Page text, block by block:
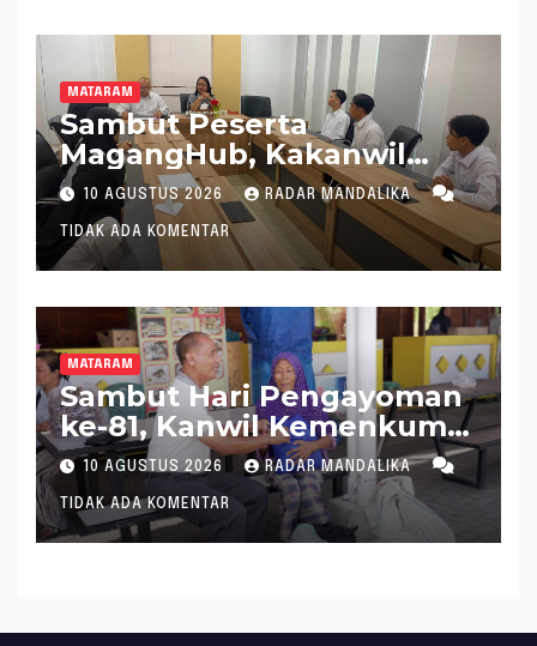
MATARAM
Sambut Peserta
MagangHub, Kakanwil
Kemenkum NTB Tekankan
Disiplin dan Kontribusi di
Dunia Kerja
10 AGUSTUS 2026 RADAR MANDALIKA
TIDAK ADA KOMENTAR
MATARAM
Sambut Hari Pengayoman
ke-81, Kanwil Kemenkum
NTB Kembali Salurkan
Bantuan Sosial kepada
Masyarakat di Mataram
10 AGUSTUS 2026 RADAR MANDALIKA
TIDAK ADA KOMENTAR